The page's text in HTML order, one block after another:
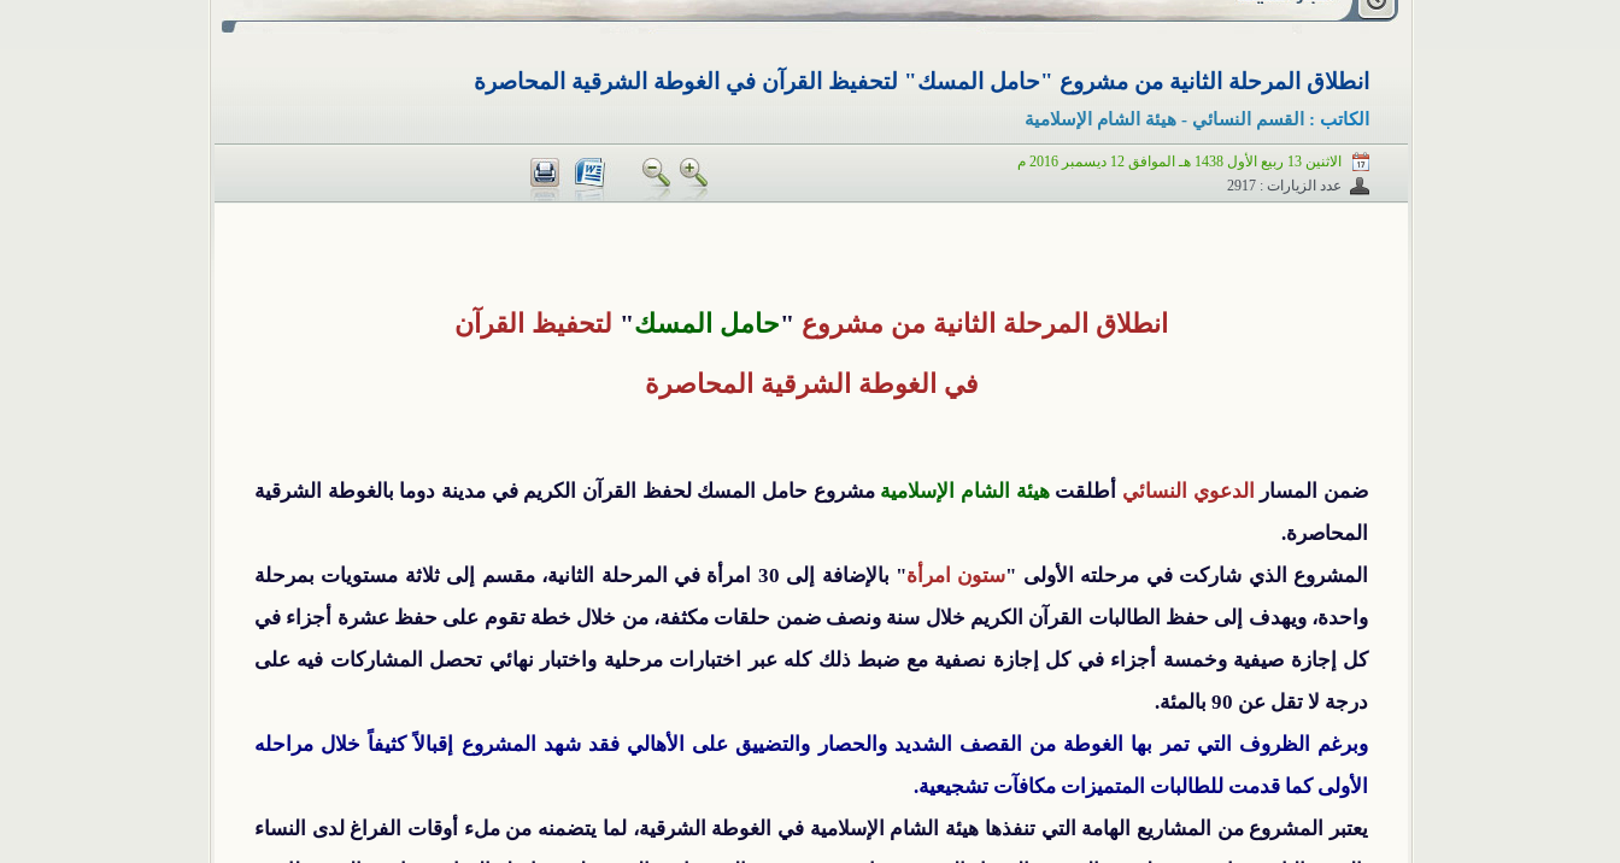
هيئة الشام الإسلامية
أحكامُ الجوائز في المسابقات...
المكتب العلمي ـ هيئة الشام...
انطلاق المرحلة الثانية من مشروع "حامل المسك" لتحفيظ القرآن في الغوطة الشرقية المحاصرة
الكاتب : القسم النسائي - هيئة الشام الإسلامية
الاثنين 13 ربيع الأول 1438 هـ الموافق 12 ديسمبر 2016 م
عدد الزيارات : 2917
انطلاق المرحلة الثانية من مشروع "حامل المسك" لتحفيظ القرآن
في الغوطة الشرقية المحاصرة
ضمن المسار الدعوي النسائي أطلقتهيئة الشام الإسلامية مشروع حامل المسك لحفظ القرآن الكريم في مدينة دوما بالغوطة الشرقية
المحاصرة.
المشروع الذي شاركت في مرحلته الأولى "ستون امرأة
" بالإضافة إلى 30 امرأة في المرحلة الثانية، مقسم إلى ثلاثة مستويات بمرحلة
واحدة، ويهدف إلى حفظ الطالبات القرآن الكريم خلال سنة ونصف ضمن حلقات مكثفة، من خلال خطة تقوم على حفظ عشرة أجزاء في
كل إجازة صيفية وخمسة أجزاء في كل إجازة نصفية مع ضبط ذلك كله عبر اختبارات مرحلية واختبار نهائي تحصل المشاركات فيه على
درجة لا تقل عن 90 بالمئة.
وبرغم الظروف التي تمر بها الغوطة من القصف الشديد والحصار والتضييق على الأهالي فقد شهد المشروع إقبالاً كثيفاً خلال مراحله
الأولى كما قدمت للطالبات المتميزات مكافآت تشجيعية.
يعتبر المشروع من المشاريع الهامة التي تنفذها هيئة الشام الإسلامية في الغوطة الشرقية، لما يتضمنه من ملء أوقات الفراغ لدى النساء